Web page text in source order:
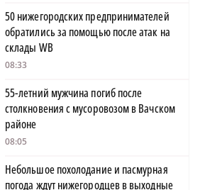
50 нижегородских предпринимателей
обратились за помощью после атак на
склады WB
08:33
55-летний мужчина погиб после
столкновения с мусоровозом в Вачском
районе
08:05
Небольшое похолодание и пасмурная
погода ждут нижегородцев в выходные